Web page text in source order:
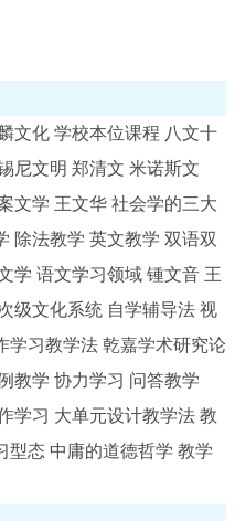
文化 学校本位课程 八文十
尼文明 郑清文 米诺斯文
文学 王文华 社会学的三大
除法教学 英文教学 双语双
学 语文学习领域 锺文音 王
级文化系统 自学辅导法 视
学习教学法 乾嘉学术研究论
教学 协力学习 问答教学
学习 大单元设计教学法 教
型态 中庸的道德哲学 教学